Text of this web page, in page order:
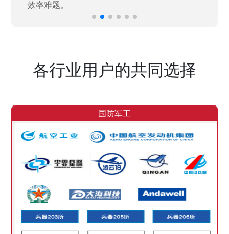
各行业用户的共同选择
国防军工